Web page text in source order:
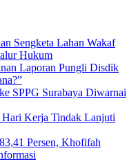
Sengketa Lahan Wakaf
Hukum
Laporan Pungli Disdik
SPPG Surabaya Diwarnai
Kerja Tindak Lanjuti
Persen, Khofifah